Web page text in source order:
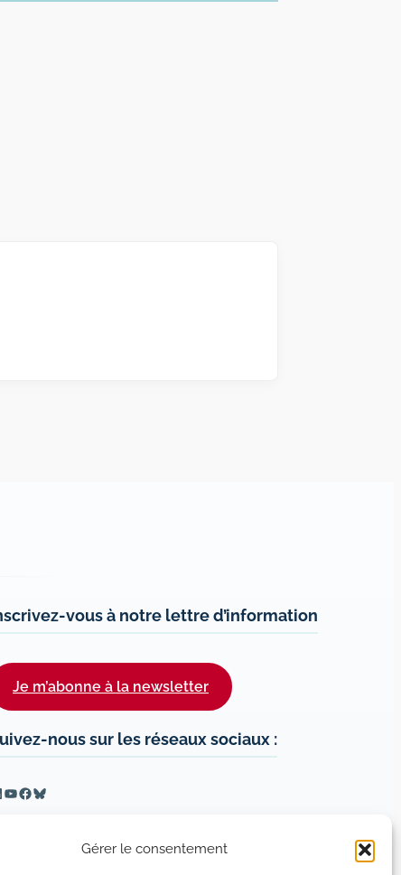
Gérer le consentement
vous à notre lettre d’information
Je m’abonne à la newsletter
nous sur les réseaux sociaux :
YouTube
Facebook
Bluesky